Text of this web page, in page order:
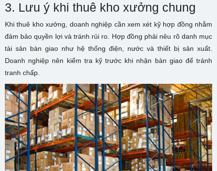
3. Lưu ý khi thuê kho xưởng chung
Khi thuê kho xưởng, doanh nghiệp cần xem xét kỹ hợp đồng nhằm
đảm bảo quyền lợi và tránh rủi ro. Hợp đồng phải nêu rõ danh mục
tài sản bàn giao như hệ thống điện, nước và thiết bị sản xuất.
Doanh nghiệp nên kiểm tra kỹ trước khi nhận bàn giao để tránh
tranh chấp.